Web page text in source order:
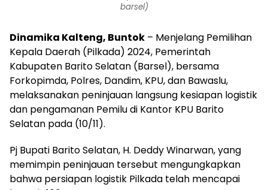
barsel)
Dinamika Kalteng, Buntok – Menjelang Pemilihan
Kepala Daerah (Pilkada) 2024, Pemerintah
Kabupaten Barito Selatan (Barsel), bersama
Forkopimda, Polres, Dandim, KPU, dan Bawaslu,
melaksanakan peninjauan langsung kesiapan logistik
dan pengamanan Pemilu di Kantor KPU Barito
Selatan pada (10/11).
Pj Bupati Barito Selatan, H. Deddy Winarwan, yang
memimpin peninjauan tersebut mengungkapkan
bahwa persiapan logistik Pilkada telah mencapai